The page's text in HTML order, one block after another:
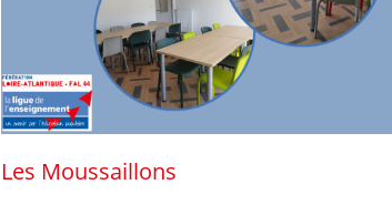
Les Moussaillons